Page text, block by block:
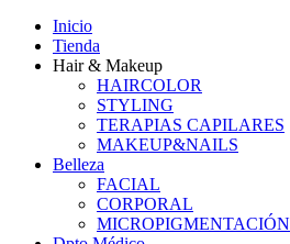
Inicio
Tienda
Hair & Makeup
HAIRCOLOR
STYLING
TERAPIAS CAPILARES
MAKEUP&NAILS
Belleza
FACIAL
CORPORAL
MICROPIGMENTACIÓN